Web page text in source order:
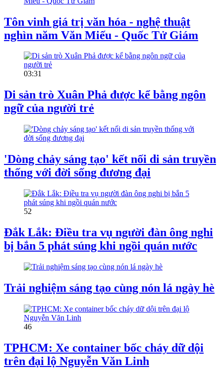
Tôn vinh giá trị văn hóa - nghệ thuật
nghìn năm Văn Miếu - Quốc Tử Giám
03:31
Di sản trò Xuân Phả được kể bằng ngôn
ngữ của người trẻ
'Dòng chảy sáng tạo' kết nối di sản truyền
thống với đời sống đương đại
52
Đắk Lắk: Điều tra vụ người đàn ông nghi
bị bắn 5 phát súng khi ngồi quán nước
Trải nghiệm sáng tạo cùng nón lá ngày hè
46
TPHCM: Xe container bốc cháy dữ dội
trên đại lộ Nguyễn Văn Linh